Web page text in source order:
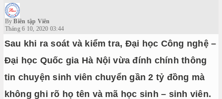
ByBiên tập Viên
Tháng 6 10, 2020 03:44
Sau khi ra soát và kiểm tra, Đại học Công nghệ –
Đại học Quốc gia Hà Nội vừa đính chính thông
tin chuyện sinh viên chuyển gần 2 tỷ đồng mà
không ghi rõ họ tên và mã học sinh – sinh viên.